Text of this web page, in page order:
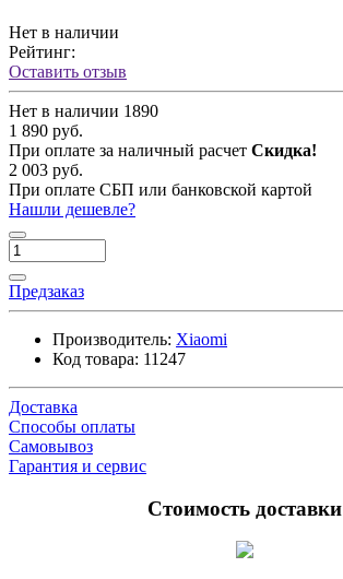
Нет в наличии
Рейтинг:
Оставить отзыв
Нет в наличии 1890
1 890 руб.
При оплате за наличный расчет Скидка!
2 003 руб.
При оплате СБП или банковской картой
Нашли дешевле?
Предзаказ
Производитель: Xiaomi
Код товара: 11247
Доставка
Способы оплаты
Самовывоз
Гарантия и сервис
Стоимость доставки